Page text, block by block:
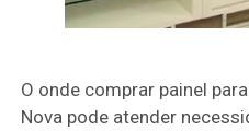
O onde comprar painel
Nova pode atender